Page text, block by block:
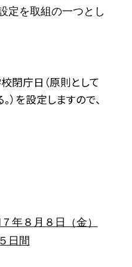
定を取組の一つとし
閉庁日（原則として
を設定しますので、
年８月８日（金）
日間